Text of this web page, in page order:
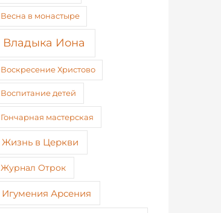
Весна в монастыре
Владыка Иона
Воскресение Христово
Воспитание детей
Гончарная мастерская
Жизнь в Церкви
Журнал Отрок
Игумения Арсения